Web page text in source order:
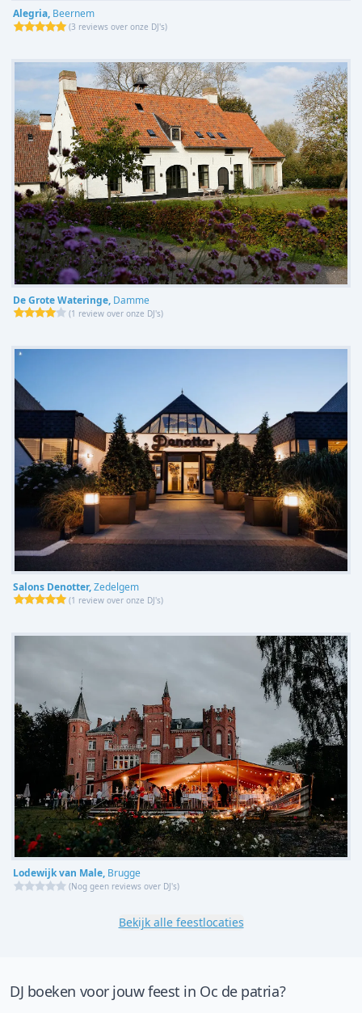
Alegria, Beernem
(3 reviews over onze DJ's)
De Grote Wateringe, Damme
(1 review over onze DJ's)
Salons Denotter,Zedelgem
(1 review over onze DJ's)
Lodewijk van Male, Brugge
(Nog geen reviews over DJ's)
Bekijk alle feestlocaties
DJ boeken voor jouw feest in Oc de patria?